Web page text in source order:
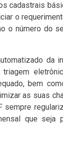
cadastrais
o
o número do
da
bem
as suas
sempre
que seja